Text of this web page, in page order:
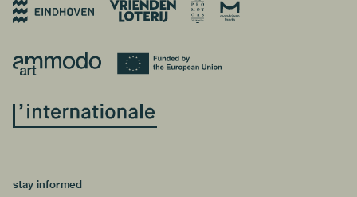
stay informed